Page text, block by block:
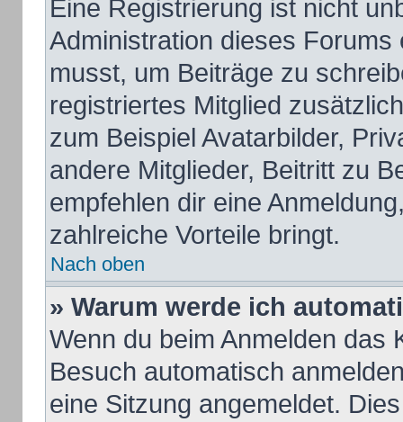
Eine Registrierung ist nicht
Administration dieses
musst, um Beiträge zu
registriertes Mitglied
zum Beispiel Avatarbilder,
andere Mitglieder, Beitritt zu
empfehlen dir eine
zahlreiche Vorteile bringt.
Nach oben
» Warum werde ich
Wenn du beim Anmelden das
Besuch automatisch
eine Sitzung angemeldet.